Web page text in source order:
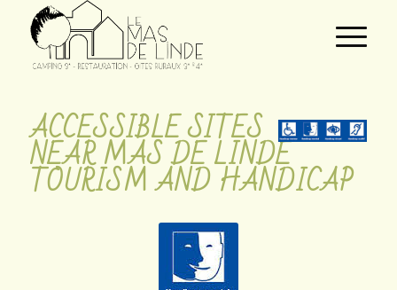
ACCESSIBLE SITES
NEAR MAS DE LINDE
TOURISM AND HANDICAP